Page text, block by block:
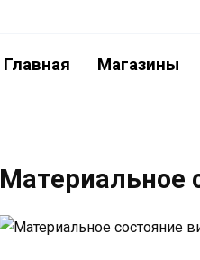
Главная Магазины
Материальное